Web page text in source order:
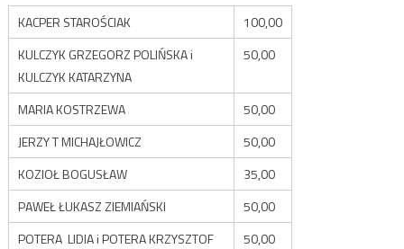
KACPER STAROŚCIAK
100,00
KULCZYK GRZEGORZ POLIŃSKA i
KULCZYK KATARZYNA
50,00
MARIA KOSTRZEWA
50,00
JERZY T MICHAJŁOWICZ
50,00
KOZIOŁ BOGUSŁAW
35,00
PAWEŁ ŁUKASZ ZIEMIAŃSKI
50,00
POTERA LIDIA i POTERA KRZYSZTOF
50,00